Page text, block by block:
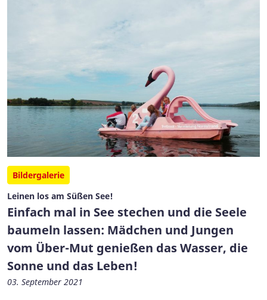
Bildergalerie
Leinen los am Süßen See!
Einfach mal in See stechen und die Seele
baumeln lassen: Mädchen und Jungen
vom Über-Mut genießen das Wasser, die
Sonne und das Leben!
03. September 2021